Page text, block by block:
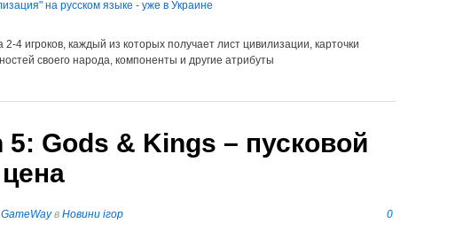
4 игроков, каждый из которых получает лист цивилизации, карточки
своего народа, компоненты и другие атрибуты
Gods & Kings – пусковой
GameWayв Новини ігор 0